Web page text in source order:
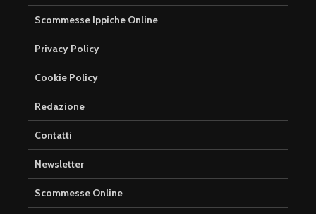
Scommesse Ippiche Online
Privacy Policy
Cookie Policy
Redazione
Contatti
Newsletter
Scommesse Online